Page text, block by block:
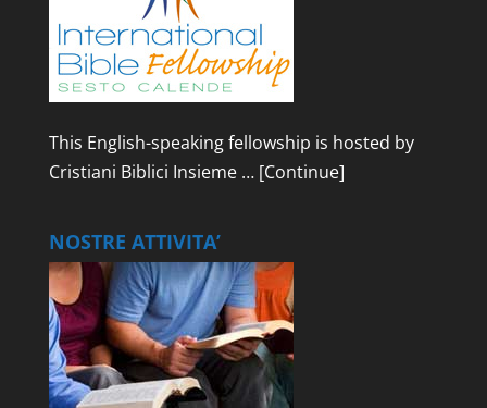
This English-speaking fellowship is hosted by
Cristiani Biblici Insieme … [Continue]
NOSTRE ATTIVITA’